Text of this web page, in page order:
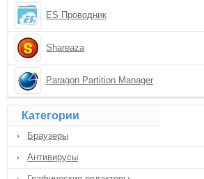
ES Проводник
Shareaza
Paragon Partition Manager
Категории
Браузеры
Антивирусы